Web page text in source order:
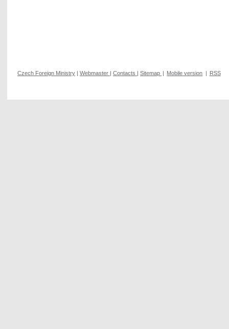
Czech Foreign Ministry | Webmaster | Contacts | Sitemap | Mobile version | RSS